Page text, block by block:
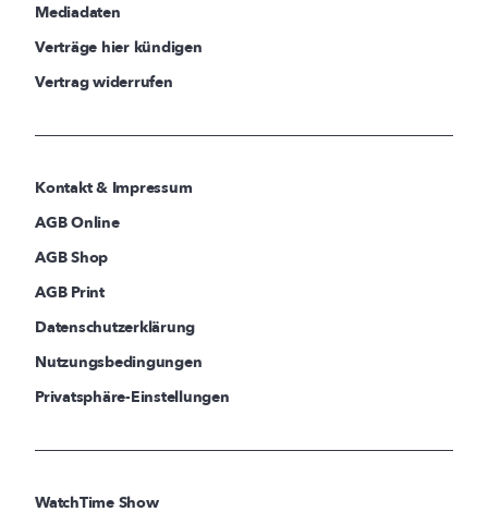
Mediadaten
Verträge hier kündigen
Vertrag widerrufen
Kontakt & Impressum
AGB Online
AGB Shop
AGB Print
Datenschutzerklärung
Nutzungsbedingungen
Privatsphäre-Einstellungen
WatchTime Show